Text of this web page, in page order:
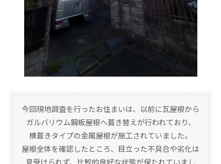
今回現地調査を行ったお住まいは、以前に瓦屋根から
ガルバリウム鋼板屋根へ葺き替えが行われており、
横葺きタイプの金属屋根が施工されていました。
屋根全体を確認したところ、目立った不具合や劣化は
見受けられず、比較的良好な状態が保たれていまし